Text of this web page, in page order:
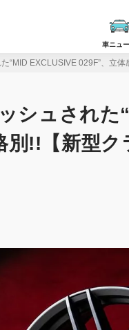
車ニュ
“MID EXCLUSIVE 029F”、立
シュされた
!!【新型ク